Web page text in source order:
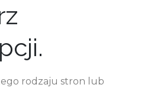
rodzaju stron lub